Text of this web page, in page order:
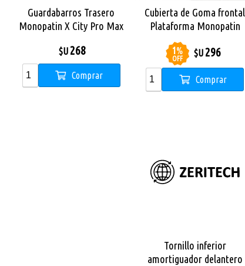
Guardabarros Trasero
Monopatin X City Pro Max
$U268
Comprar
Cubierta de Goma frontal
Plataforma Monopatin
Dual Sport
1%
OFF
$U296
Comprar
Tornillo inferior
amortiguador delantero